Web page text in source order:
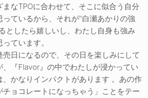
なTPOに合わせて、そこに似合う自分
っているから、それが"白瀬あかりの強
としたら嬉しいし、わたし自身も強み
ています。
日になるので、その日を楽しみにして
『Flavor』の中でわたしが浸かってい
、かなりインパクトがあります 。あの作
ョコレートになっちゃう」ことをテー